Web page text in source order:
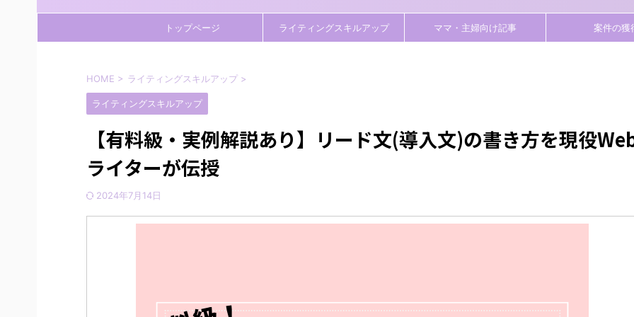
トップページ ライティングスキルアップ ママ・主婦向け記事 案件の獲
HOME > ライティングスキルアップ >
ライティングスキルアップ
【有料級・実例解説あり】リード文(導入文)の書き方を現役
ライターが伝授
2024年7月14日